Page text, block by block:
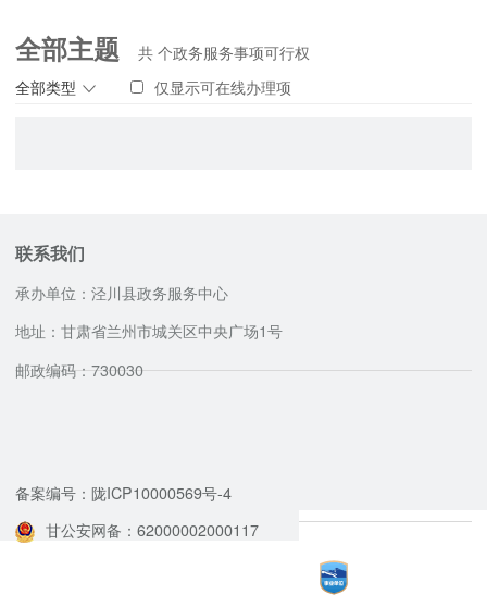
全部主题
全部类型
共个政务服务事项可行权
仅显示可在线办理项
联系我们
承办单位：泾川县政务服务中心
地址：甘肃省兰州市城关区中央广场1号
邮政编码：730030
备案编号：陇ICP10000569号-4
甘公安网备：62000002000117